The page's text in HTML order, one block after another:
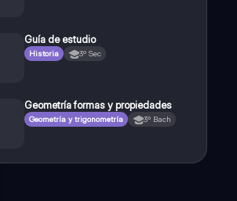
Guía de estudio
Historia 3º Sec
Geometría formas y propiedades
Geometría y trigonometría 3º Bach